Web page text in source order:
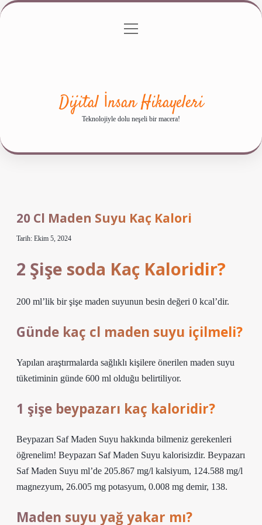
Gizlilik Politikası
menüyü
Dijital İnsan Hikayeleri
Teknolojiyle dolu neşeli bir macera!
20 Cl Maden Suyu Kaç Kalori
Tarih: Ekim 5, 2024
2 Şişe soda Kaç Kaloridir?
200 ml’lik bir şişe maden suyunun besin değeri 0 kcal’dir.
Günde kaç cl maden suyu içilmeli?
Yapılan araştırmalarda sağlıklı kişilere önerilen maden suyu
tüketiminin günde 600 ml olduğu belirtiliyor.
1 şişe beypazarı kaç kaloridir?
Beypazarı Saf Maden Suyu hakkında bilmeniz gerekenleri
öğrenelim! Beypazarı Saf Maden Suyu kalorisizdir. Beypazarı
Saf Maden Suyu ml’de 205.867 mg/l kalsiyum, 124.588 mg/l
magnezyum, 26.005 mg potasyum, 0.008 mg demir, 138.
Maden suyu yağ yakar mı?